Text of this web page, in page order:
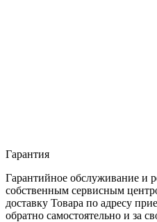
Гарантия
Гарантийное обслуживание и
собственным сервисным
доставку Товара по адресу
обратно самостоятельно и за